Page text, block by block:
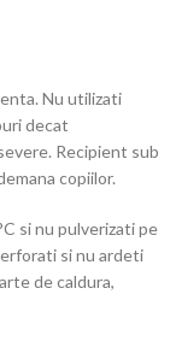
Nu utilizati
decat
Recipient sub
copiilor.
si nu pulverizati pe
si nu ardeti
de caldura,